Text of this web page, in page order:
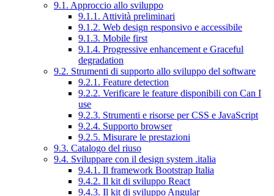
9.1. Approccio allo sviluppo
9.1.1. Attività preliminari
9.1.2. Web design responsivo e accessibile
9.1.3. Mobile first
9.1.4. Progressive enhancement e Graceful
degradation
9.2. Strumenti di supporto allo sviluppo del software
9.2.1. Feature detection
9.2.2. Verificare le feature disponibili con Can I
use
9.2.3. Strumenti e risorse per CSS e JavaScript
9.2.4. Supporto browser
9.2.5. Misurare le prestazioni
9.3. Catalogo del riuso
9.4. Sviluppare con il design system .italia
9.4.1. Il framework Bootstrap Italia
9.4.2. Il kit di sviluppo React
9.4.3. Il kit di sviluppo Angular